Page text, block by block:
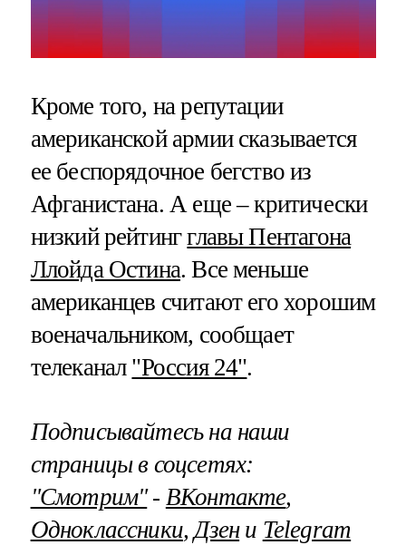
Кроме того, на репутации
американской армии сказывается
ее беспорядочное бегство из
Афганистана. А еще – критически
низкий рейтингглавы Пентагона
Ллойда Остина. Все меньше
американцев считают его хорошим
военачальником, сообщает
телеканал "Россия 24".
Подписывайтесь на наши
страницы в соцсетях:
"Смотрим"‐ ВКонтакте,
Одноклассники,Дзени Telegram